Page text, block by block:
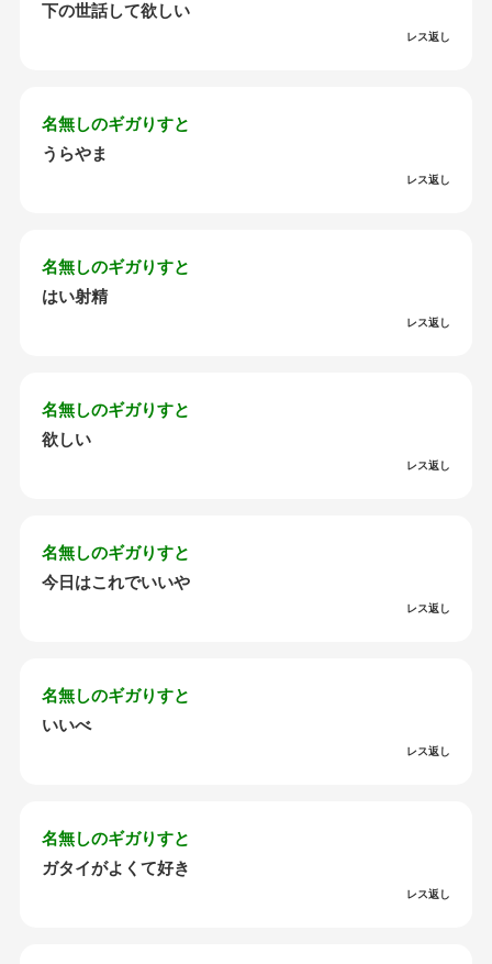
下の世話して欲しい
レス返し
名無しのギガりすと
うらやま
レス返し
名無しのギガりすと
はい射精
レス返し
名無しのギガりすと
欲しい
レス返し
名無しのギガりすと
今日はこれでいいや
レス返し
名無しのギガりすと
いいべ
レス返し
名無しのギガりすと
ガタイがよくて好き
レス返し